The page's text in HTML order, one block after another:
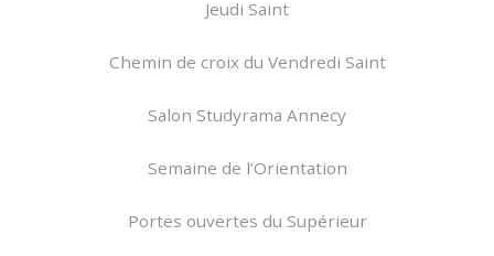
Jeudi Saint
Chemin de croix du Vendredi Saint
Salon Studyrama Annecy
Semaine de l’Orientation
Portes ouvertes du Supérieur